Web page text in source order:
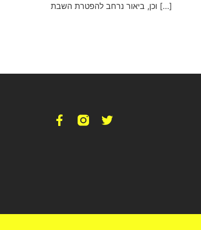
וכן, ביאור נרחב להפטרת השבת […]